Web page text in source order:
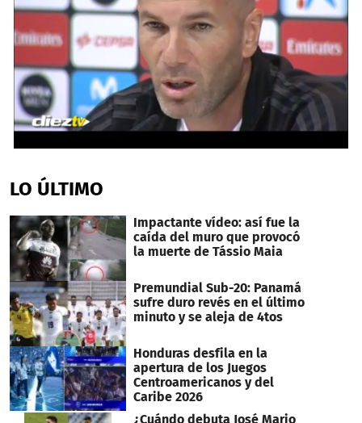
of
1
16
seconds
LO ÚLTIMO
Impactante vídeo: así fue la
caída del muro que provocó
la muerte de Tássio Maia
Premundial Sub-20: Panamá
sufre duro revés en el último
minuto y se aleja de 4tos
Honduras desfila en la
apertura de los Juegos
Centroamericanos y del
Caribe 2026
¿Cuándo debuta José Mario